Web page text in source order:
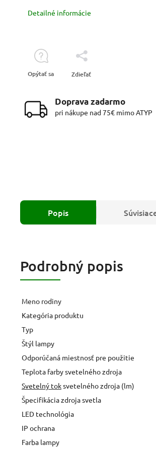
Detailné informácie
Opýtať sa Zdieľať
Doprava zadarmo
pri nákupe nad 75€ mimo ATYP
Popis
Podrobný popis
Meno rodiny
Kategória produktu
Typ
Štýl lampy
Odporúčaná miestnosť pre použitie
Teplota farby svetelného zdroja
Svetelný toksvetelného zdroja (lm)
Špecifikácia zdroja svetla
LED technológia
IP ochrana
Farba lampy